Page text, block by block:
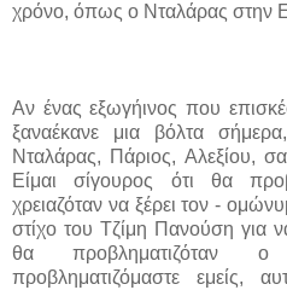
χρόνο, όπως ο Νταλάρας στην
Αν ένας εξωγήινος που
ξαναέκανε μια βόλτα
Νταλάρας, Πάριος, Αλεξίου,
Είμαι σίγουρος ότι θα
χρειαζόταν να ξέρει τον -
στίχο του Τζίμη Πανούση για
θα προβληματιζόταν
προβληματιζόμαστε εμείς,